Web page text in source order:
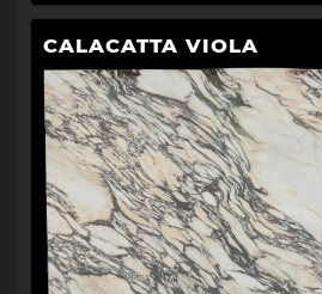
CALACATTA VIOLA